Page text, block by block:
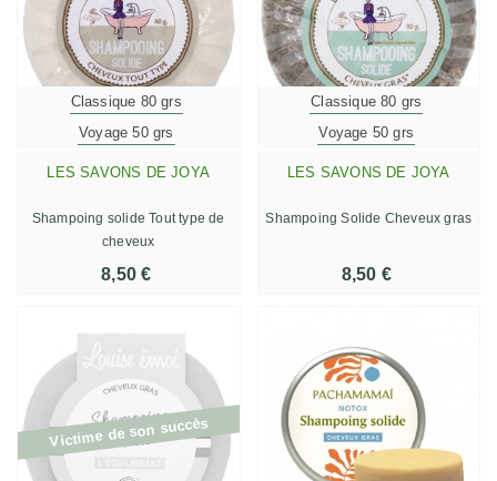
Classique 80 grs
Voyage 50 grs
LES SAVONS DE JOYA
Shampoing solide Tout type de
cheveux
8,50 €
Classique 80 grs
Voyage 50 grs
LES SAVONS DE JOYA
Shampoing Solide Cheveux gras
8,50 €
Victime de son succès